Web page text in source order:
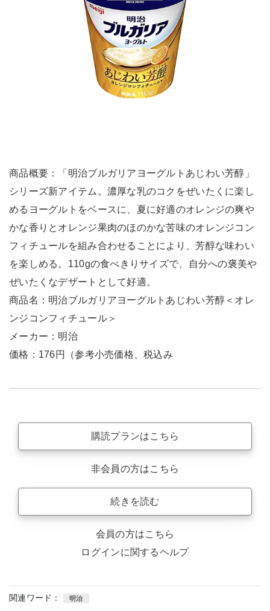
商品概要：「明治ブルガリアヨーグルトあじわい芳醇」
シリーズ新アイテム。濃厚な乳のコクをぜいたくに楽し
めるヨーグルトをベースに、夏に好適のオレンジの爽や
かな香りとオレンジ果肉のほのかな苦味のオレンジコン
フィチュールを組み合わせることにより、芳醇な味わい
を楽しめる。110gの食べきりサイズで、自分への褒美や
ぜいたくなデザートとして好適。
商品名：明治ブルガリアヨーグルトあじわい芳醇＜オレ
ンジコンフィチュール＞
メーカー：明治
価格：176円（参考小売価格、税込み
購読プランはこちら
非会員の方はこちら
続きを読む
会員の方はこちら
ログインに関するヘルプ
関連ワード： 明治